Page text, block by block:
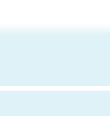
スターの短編を読んだよう